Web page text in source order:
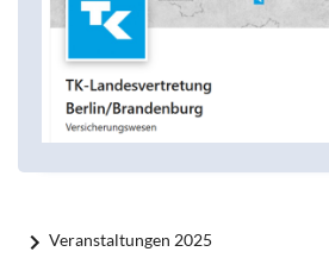
Veranstaltungen 2025